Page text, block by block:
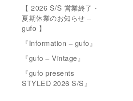
【 2026 S/S 営業終了・
夏期休業のお知らせ –
gufo 】
『Information – gufo』
『gufo – Vintage』
『gufo presents
STYLED 2026 S/S』